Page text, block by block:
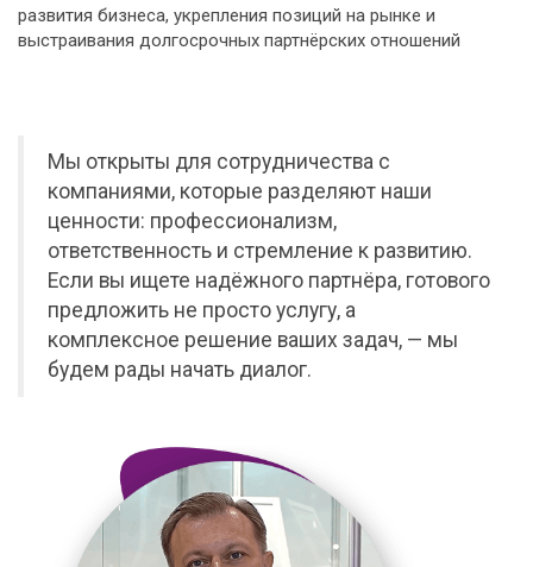
развития бизнеса, укрепления позиций на рынке и
выстраивания долгосрочных партнёрских отношений
Мы открыты для сотрудничества с
компаниями, которые разделяют наши
ценности: профессионализм,
ответственность и стремление к развитию.
Если вы ищете надёжного партнёра, готового
предложить не просто услугу, а
комплексное решение ваших задач, — мы
будем рады начать диалог.